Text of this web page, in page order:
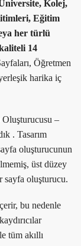
Kolej,
Eğitim
her türlü
14
Öğretmen
harika iç
Oluşturucusu –
. Tasarım
oluşturucunun
üst düzey
sayfa oluşturucu.
bu nedenle
tüm akıllı